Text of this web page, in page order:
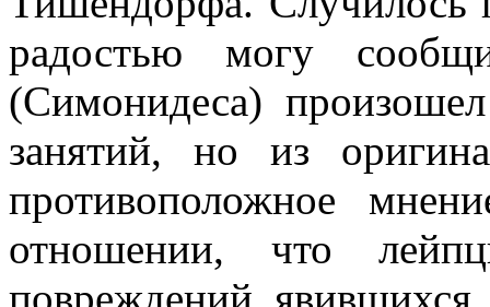
радостью могу
(Симонидеса)
занятий, но из
противоположное
отношении, что
повреждений, явившихся,